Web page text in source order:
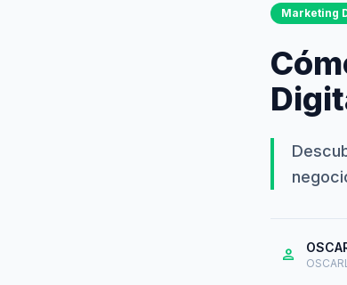
Marketing
person